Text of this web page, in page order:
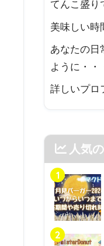
てんこ盛り
美味しい時
あなたの日
ように・・
詳しいプロ
人気
1
2